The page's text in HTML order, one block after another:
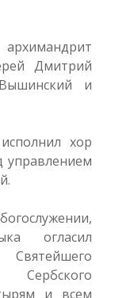
Дмитрий
и
хор
управлением
огласил
Святейшего
и всем